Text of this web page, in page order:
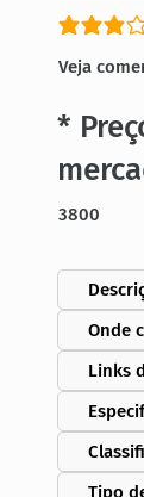
Veja
*
3800
Onde
Links
Tipo